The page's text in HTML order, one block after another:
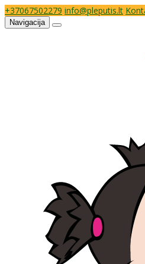
+37067502279 info@pleputis.lt
Navigacija